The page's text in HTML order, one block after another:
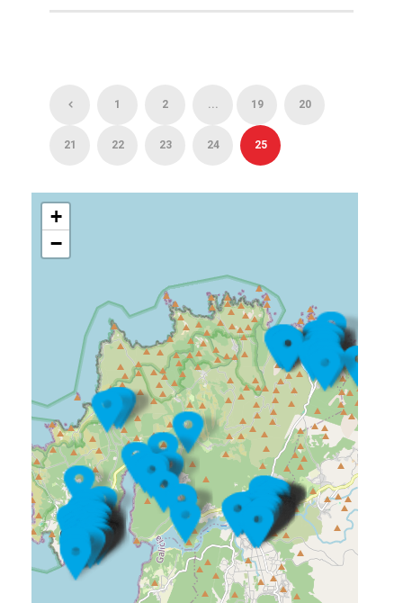
1 2 ... 19 20
21 22 23 24 25
+
−